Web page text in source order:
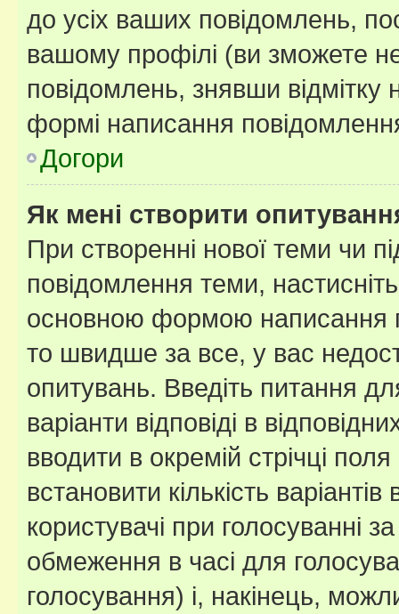
до усіх ваших повідомлень,
вашому профілі (ви зможете
повідомлень, знявши відмітку
формі написання
Догори
Як мені створити
При створенні нової теми чи
повідомлення теми,
основною формою написання
то швидше за все, у вас
опитувань. Введіть питання
варіанти відповіді в
вводити в окремій стрічці
встановити кількість
користувачі при голосуванні
обмеження в часі для
голосування) і, накінець,